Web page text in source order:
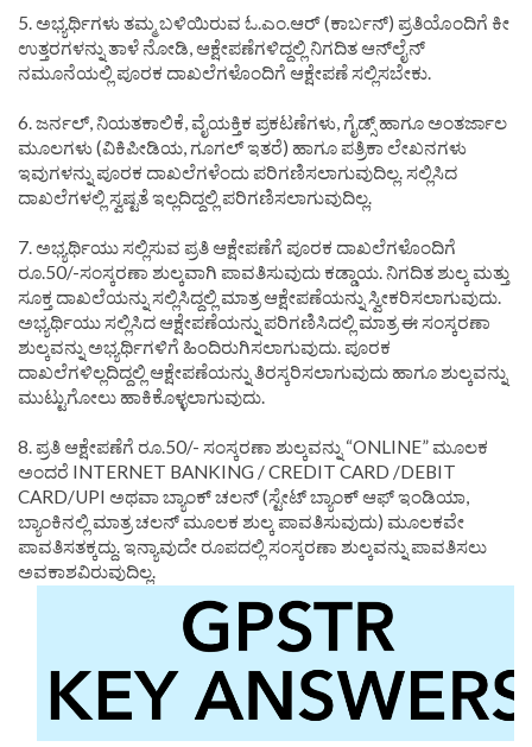
5. ಅಭ್ಯರ್ಥಿಗಳು ತಮ್ಮ ಬಳಿಯಿರುವ ಓ.ಎಂ.ಆರ್ (ಕಾರ್ಬನ್) ಪ್ರತಿಯೊಂದಿಗೆ ಕೀ
ಉತ್ತರಗಳನ್ನು ತಾಳೆ ನೋಡಿ, ಆಕ್ಷೇಪಣೆಗಳಿದ್ದಲ್ಲಿ ನಿಗದಿತ ಆನ್‌ಲೈನ್
ನಮೂನೆಯಲ್ಲಿ ಪೂರಕ ದಾಖಲೆಗಳೊಂದಿಗೆ ಆಕ್ಷೇಪಣೆ ಸಲ್ಲಿಸಬೇಕು.
6. ಜರ್ನಲ್, ನಿಯತಕಾಲಿಕೆ, ವೈಯಕ್ತಿಕ ಪ್ರಕಟಣೆಗಳು, ಗೈಡ್ಸ್ ಹಾಗೂ ಅಂತರ್ಜಾಲ
ಮೂಲಗಳು (ವಿಕಿಪೀಡಿಯ, ಗೂಗಲ್ ಇತರೆ) ಹಾಗೂ ಪತ್ರಿಕಾ ಲೇಖನಗಳು
ಇವುಗಳನ್ನು ಪೂರಕ ದಾಖಲೆಗಳೆಂದು ಪರಿಗಣಿಸಲಾಗುವುದಿಲ್ಲ. ಸಲ್ಲಿಸಿದ
ದಾಖಲೆಗಳಲ್ಲಿ ಸ್ವಷ್ಟತೆ ಇಲ್ಲದಿದ್ದಲ್ಲಿ ಪರಿಗಣಿಸಲಾಗುವುದಿಲ್ಲ.
7. ಅಭ್ಯರ್ಥಿಯು ಸಲ್ಲಿಸುವ ಪ್ರತಿ ಆಕ್ಷೇಪಣೆಗೆ ಪೂರಕ ದಾಖಲೆಗಳೊಂದಿಗೆ
ರೂ.50/-ಸಂಸ್ಕರಣಾ ಶುಲ್ಕವಾಗಿ ಪಾವತಿಸುವುದು ಕಡ್ಡಾಯ. ನಿಗದಿತ ಶುಲ್ಕ ಮತ್ತು
ಸೂಕ್ತ ದಾಖಲೆಯನ್ನು ಸಲ್ಲಿಸಿದ್ದಲ್ಲಿ ಮಾತ್ರ ಆಕ್ಷೇಪಣೆಯನ್ನು ಸ್ವೀಕರಿಸಲಾಗುವುದು.
ಅಭ್ಯರ್ಥಿಯು ಸಲ್ಲಿಸಿದ ಆಕ್ಷೇಪಣೆಯನ್ನು ಪರಿಗಣಿಸಿದಲ್ಲಿ ಮಾತ್ರ ಈ ಸಂಸ್ಕರಣಾ
ಶುಲ್ಕವನ್ನು ಅಭ್ಯರ್ಥಿಗಳಿಗೆ ಹಿಂದಿರುಗಿಸಲಾಗುವುದು. ಪೂರಕ
ದಾಖಲೆಗಳಿಲ್ಲದಿದ್ದಲ್ಲಿ ಆಕ್ಷೇಪಣೆಯನ್ನು ತಿರಸ್ಕರಿಸಲಾಗುವುದು ಹಾಗೂ ಶುಲ್ಕವನ್ನು
ಮುಟ್ಟುಗೋಲು ಹಾಕಿಕೊಳ್ಳಲಾಗುವುದು.
8. ಪ್ರತಿ ಆಕ್ಷೇಪಣೆಗೆ ರೂ.50/- ಸಂಸ್ಕರಣಾ ಶುಲ್ಕವನ್ನು “ONLINE” ಮೂಲಕ
ಅಂದರೆ INTERNET BANKING / CREDIT CARD /DEBIT
CARD/UPI ಅಥವಾ ಬ್ಯಾಂಕ್ ಚಲನ್ (ಸ್ಟೇಟ್ ಬ್ಯಾಂಕ್ ಆಫ್ ಇಂಡಿಯಾ,
ಬ್ಯಾಂಕಿನಲ್ಲಿ ಮಾತ್ರ ಚಲನ್ ಮೂಲಕ ಶುಲ್ಕ ಪಾವತಿಸುವುದು) ಮೂಲಕವೇ
ಪಾವತಿಸತಕ್ಕದ್ದು. ಇನ್ಯಾವುದೇ ರೂಪದಲ್ಲಿ ಸಂಸ್ಕರಣಾ ಶುಲ್ಕವನ್ನು ಪಾವತಿಸಲು
ಅವಕಾಶವಿರುವುದಿಲ್ಲ.